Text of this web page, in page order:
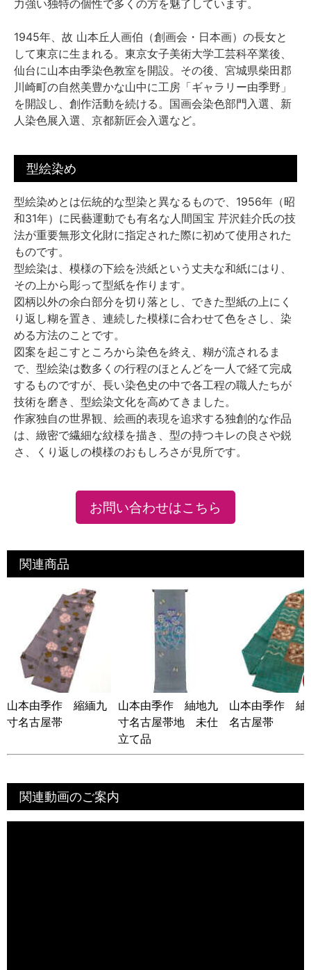
力強い独特の個性で多くの方を魅了しています。
1945年、故 山本丘人画伯（創画会・日本画）の長女と
して東京に生まれる。東京女子美術大学工芸科卒業後、
仙台に山本由季染色教室を開設。その後、宮城県柴田郡
川崎町の自然美豊かな山中に工房「ギャラリー由季野」
を開設し、創作活動を続ける。国画会染色部門入選、新
人染色展入選、京都新匠会入選など。
型絵染め
型絵染めとは伝統的な型染と異なるもので、1956年（昭
和31年）に民藝運動でも有名な人間国宝 芹沢銈介氏の技
法が重要無形文化財に指定された際に初めて使用された
ものです。
型絵染は、模様の下絵を渋紙という丈夫な和紙にはり、
その上から彫って型紙を作ります。
図柄以外の余白部分を切り落とし、できた型紙の上にく
り返し糊を置き、連続した模様に合わせて色をさし、染
める方法のことです。
図案を起こすところから染色を終え、糊が流されるま
で、型絵染は数多くの行程のほとんどを一人で経て完成
するものですが、長い染色史の中で各工程の職人たちが
技術を磨き、型絵染文化を高めてきました。
作家独自の世界観、絵画的表現を追求する独創的な作品
は、緻密で繊細な紋様を描き、型の持つキレの良さや鋭
さ、くり返しの模様のおもしろさが見所です。
お問い合わせはこちら
関連商品
山本由季作 縮緬九
寸名古屋帯
山本由季作 紬地九
寸名古屋帯地 未仕
立て品
山本由季作 紬
名古屋帯
関連動画のご案内